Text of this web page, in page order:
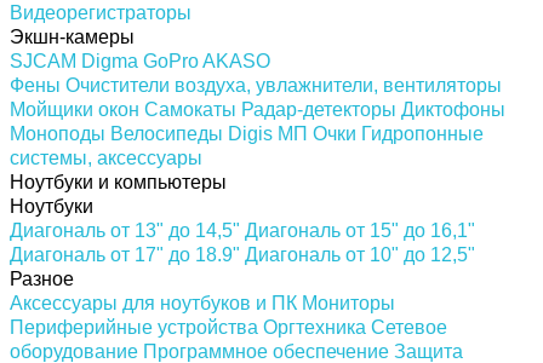
Видеорегистраторы
Экшн-камеры
SJCAM Digma GoProAKASO
Фены Очистители воздуха, увлажнители, вентиляторы
Мойщики окон Самокаты Радар-детекторы Диктофоны
Моноподы Велосипеды Digis МП Очки Гидропонные
системы, аксессуары
Ноутбуки и компьютеры
Ноутбуки
Диагональ от 13" до 14,5" Диагональ от 15" до 16,1"
Диагональ от 17" до 18.9" Диагональ от 10" до 12,5"
Разное
Аксессуары для ноутбуков и ПК Мониторы
Периферийные устройства Оргтехника Сетевое
оборудование Программное обеспечение Защита